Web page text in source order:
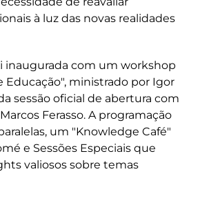
à luz das novas realidades
inaugurada com um workshop
Educação", ministrado por Igor
sessão oficial de abertura com
Ferasso. A programação
um "Knowledge Café"
e Sessões Especiais que
valiosos sobre temas